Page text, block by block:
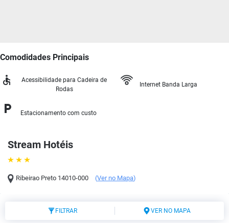
Stream Hotéis
Ribeirao Preto 14010-000 (Ver no Mapa)
Comodidades Principais
Acessibilidade para Cadeira de
Rodas
Internet Banda Larga
Estacionamento com custo
FILTRAR VER NO MAPA